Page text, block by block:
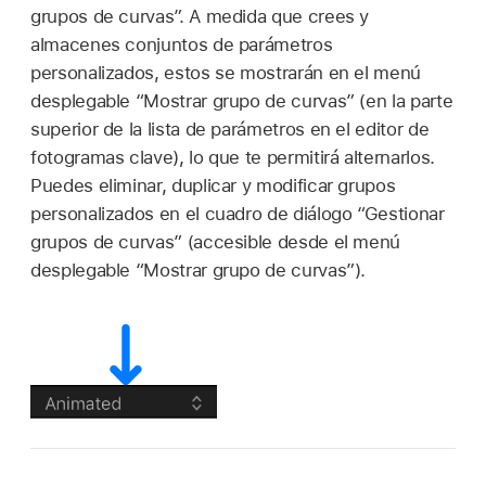
grupos de curvas”. A medida que crees y
almacenes conjuntos de parámetros
personalizados, estos se mostrarán en el menú
desplegable “Mostrar grupo de curvas” (en la parte
superior de la lista de parámetros en el editor de
fotogramas clave), lo que te permitirá alternarlos.
Puedes eliminar, duplicar y modificar grupos
personalizados en el cuadro de diálogo “Gestionar
grupos de curvas” (accesible desde el menú
desplegable “Mostrar grupo de curvas”).